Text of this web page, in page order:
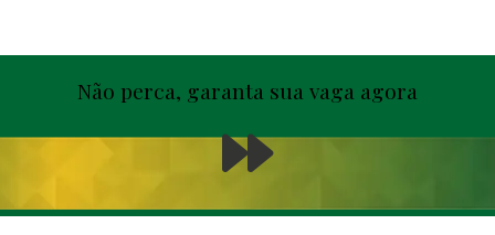
Não perca, garanta sua vaga agora